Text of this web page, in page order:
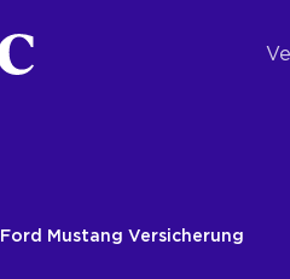
Ford Mustang Versicherung